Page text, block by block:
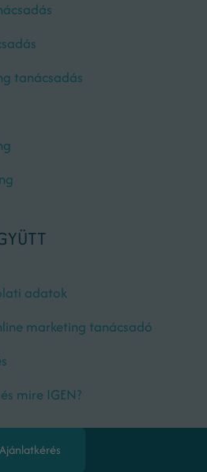
tanácsadás
adatok
marketing tanácsadó
mire IGEN?
Ajánlatkérés